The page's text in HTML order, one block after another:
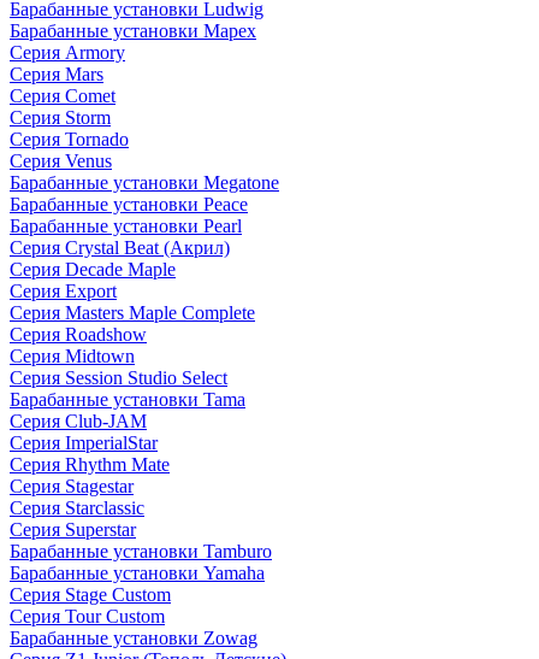
Барабанные установки Ludwig
Барабанные установки Mapex
Серия Armory
Серия Mars
Серия Comet
Серия Storm
Серия Tornado
Серия Venus
Барабанные установки Megatone
Барабанные установки Peace
Барабанные установки Pearl
Серия Crystal Beat (Акрил)
Серия Decade Maple
Серия Export
Серия Masters Maple Complete
Серия Roadshow
Серия Midtown
Серия Session Studio Select
Барабанные установки Tama
Серия Club-JAM
Серия ImperialStar
Серия Rhythm Mate
Серия Stagestar
Серия Starclassic
Серия Superstar
Барабанные установки Tamburo
Барабанные установки Yamaha
Серия Stage Custom
Серия Tour Custom
Барабанные установки Zowag